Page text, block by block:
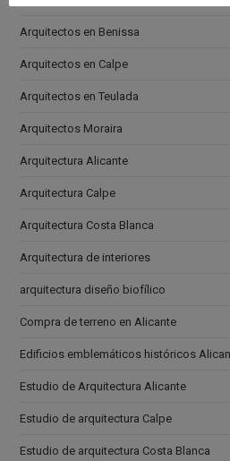
Arquitectos en Benissa
Arquitectos en Calpe
Arquitectos en Teulada
Arquitectos Moraira
Arquitectura Alicante
Arquitectura Calpe
Arquitectura Costa Blanca
Arquitectura de interiores
arquitectura diseño biofílico
Compra de terreno en Alicante
Edificios emblemáticos históricos
Estudio de Arquitectura Alicante
Estudio de arquitectura Calpe
Estudio de arquitectura Costa Blanca